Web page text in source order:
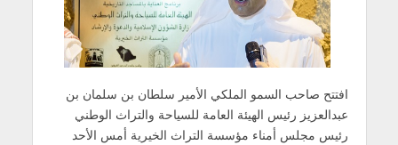
افتتح صاحب السمو الملكي الأمير سلطان بن سلمان بن
عبدالعزيز رئيس الهيئة العامة للسياحة والتراث الوطني
رئيس مجلس أمناء مؤسسة التراث الخيرية أمس الأحد